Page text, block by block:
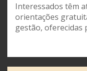
Interessados têm
orientações
gestão, oferecidas